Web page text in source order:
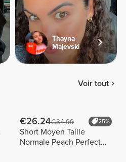
Thayna
Majevski
Voir tout
€26.24€34.99 25%
Short Moyen Taille
Normale Peach Perfect